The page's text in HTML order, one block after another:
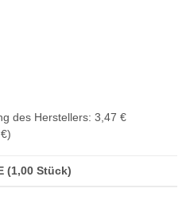
des Herstellers: 3,47 €
)
(1,00 Stück)